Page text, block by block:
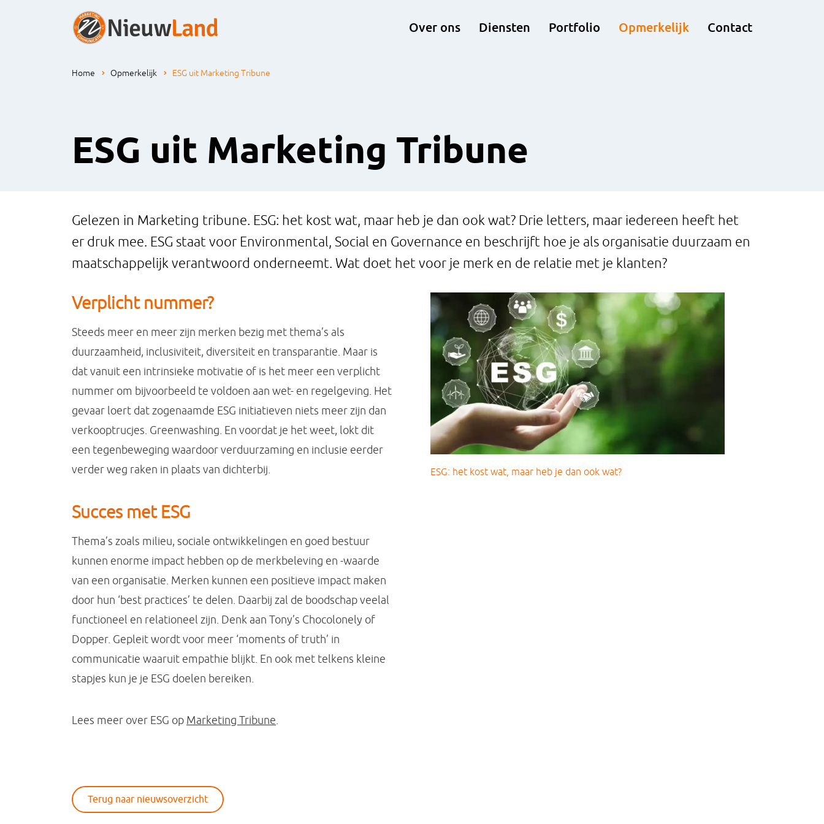
Over ons Diensten Portfolio Opmerkelijk Contact
Home Opmerkelijk ESG uit Marketing Tribune
ESG uit Marketing Tribune
Gelezen in Marketing tribune. ESG: het kost wat, maar heb je dan ook wat? Drie letters, maar iedereen heeft het
er druk mee. ESG staat voor Environmental, Social en Governance en beschrijft hoe je als organisatie duurzaam en
maatschappelijk verantwoord onderneemt. Wat doet het voor je merk en de relatie met je klanten?
Verplicht nummer?
Steeds meer en meer zijn merken bezig met thema’s als
duurzaamheid, inclusiviteit, diversiteit en transparantie. Maar is
dat vanuit een intrinsieke motivatie of is het meer een verplicht
nummer om bijvoorbeeld te voldoen aan wet- en regelgeving. Het
gevaar loert dat zogenaamde ESG initiatieven niets meer zijn dan
verkooptrucjes. Greenwashing. En voordat je het weet, lokt dit
een tegenbeweging waardoor verduurzaming en inclusie eerder
verder weg raken in plaats van dichterbij.
Succes met ESG
Thema’s zoals milieu, sociale ontwikkelingen en goed bestuur
kunnen enorme impact hebben op de merkbeleving en -waarde
van een organisatie. Merken kunnen een positieve impact maken
door hun ‘best practices’ te delen. Daarbij zal de boodschap veelal
functioneel en relationeel zijn. Denk aan Tony’s Chocolonely of
Dopper. Gepleit wordt voor meer ‘moments of truth’ in
communicatie waaruit empathie blijkt. En ook met telkens kleine
stapjes kun je je ESG doelen bereiken.
Lees meer over ESG op Marketing Tribune
ESG: het kost wat, maar heb je dan ook wat?
Terug naar nieuwsoverzicht